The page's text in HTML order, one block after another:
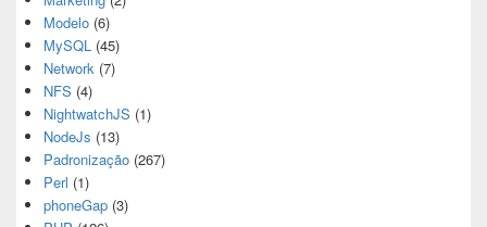
Modelo (6)
MySQL (45)
Network (7)
NFS (4)
NightwatchJS (1)
NodeJs (13)
Padronização (267)
Perl (1)
phoneGap (3)